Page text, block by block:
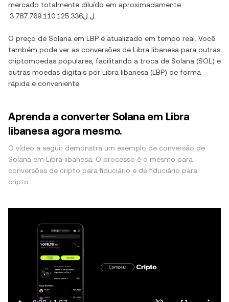
mercado totalmente diluído em aproximadamente
.ل.ل3.787.769.110.125.336
O preço de Solana em LBP é atualizado em tempo real. Você
também pode ver as conversões de Libra libanesa para outras
criptomoedas populares, facilitando a troca de Solana (SOL ) e
outras moedas digitais por Libra libanesa (LBP) de forma
rápida e conveniente.
Aprenda a converter Solana em Libra
libanesa agora mesmo.
O vídeo a seguir demonstra um exemplo de conversão de
Solana em Libra libanesa. O processo é o mesmo para
conversões de cripto para fiduciário e de fiduciário para
cripto.